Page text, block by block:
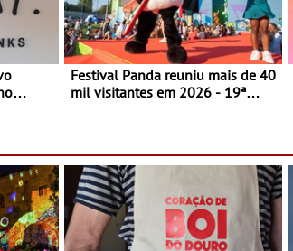
Festival Panda reuniu mais de 40
mil visitantes em 2026 - 19ª
festa em Oeiras e na Maia